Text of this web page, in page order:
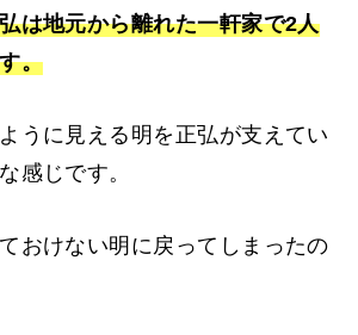
は地元から離れた一軒家で2人
。
うに見える明を正弘が支えてい
感じです。
おけない明に戻ってしまったの